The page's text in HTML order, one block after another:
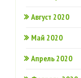
Август 2020
Май 2020
Апрель 2020